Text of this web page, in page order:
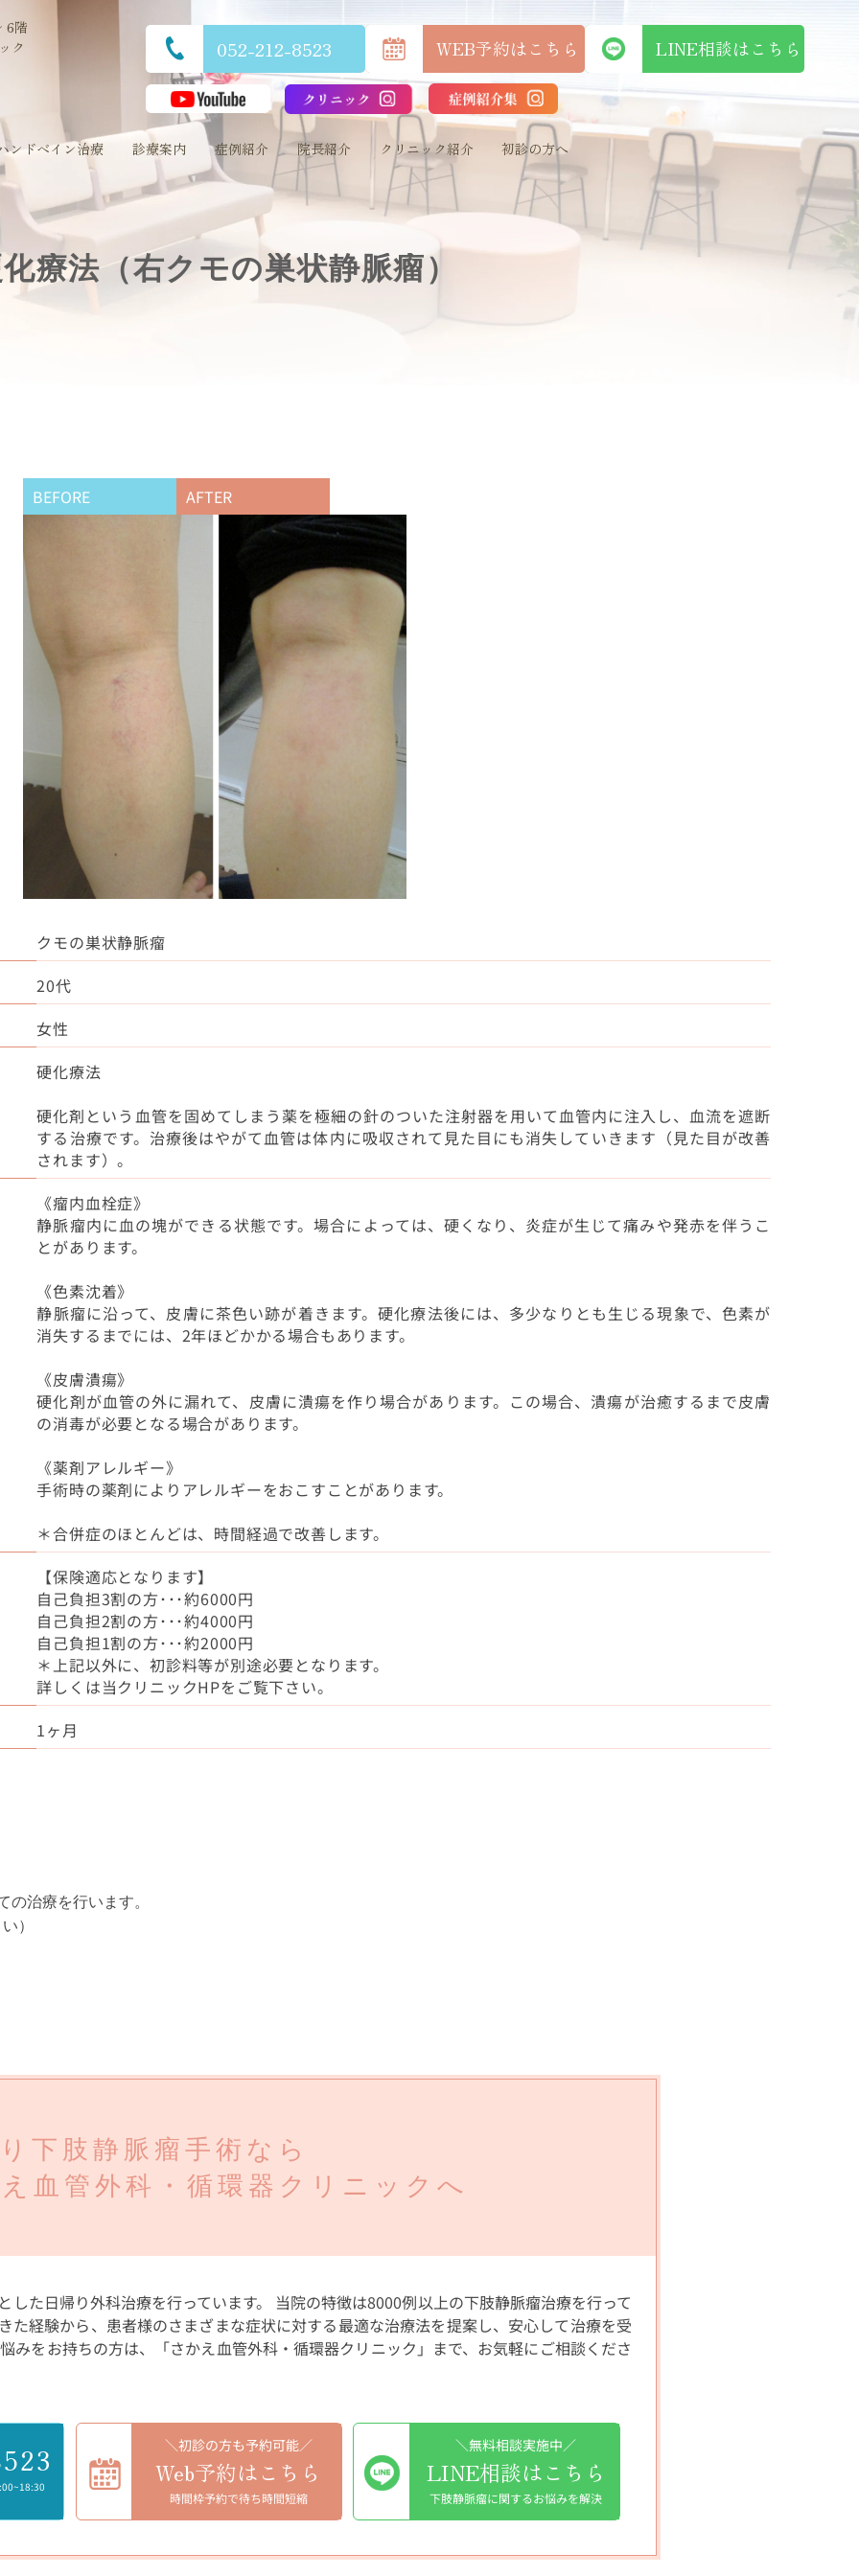
6階
ク
052-212-8523 WEB予約はこちら LINE相談はこち
ンドベイン治療 診療案内 症例紹介 院長紹介 クリニック紹介 初診の方へ
療法（右クモの巣状静脈瘤）
BEFORE AFTER
クモの巣状静脈瘤
20代
女性
硬化療法
硬化剤という血管を固めてしまう薬を極細の針のついた注射器を用いて血管内に注入し、血流を遮断
する治療です。治療後はやがて血管は体内に吸収されて見た目にも消失していきます（見た目が改善
されます）。
《瘤内血栓症》
静脈瘤内に血の塊ができる状態です。場合によっては、硬くなり、炎症が生じて痛みや発赤を伴うこ
とがあります。
《色素沈着》
静脈瘤に沿って、皮膚に茶色い跡が着きます。硬化療法後には、多少なりとも生じる現象で、色素が
消失するまでには、2年ほどかかる場合もあります。
《皮膚潰瘍》
硬化剤が血管の外に漏れて、皮膚に潰瘍を作り場合があります。この場合、潰瘍が治癒するまで皮膚
の消毒が必要となる場合があります。
《薬剤アレルギー》
手術時の薬剤によりアレルギーをおこすことがあります。
＊合併症のほとんどは、時間経過で改善します。
【保険適応となります】
自己負担3割の方･･･約6000円
自己負担2割の方･･･約4000円
自己負担1割の方･･･約2000円
＊上記以外に、初診料等が別途必要となります。
詳しくは当クリニックHPをご覧下さい。
1ヶ月
治療を行います。
）
下肢静脈瘤手術なら
血管外科・循環器クリニックへ
した日帰り外科治療を行っています。 当院の特徴は8000例以上の下肢静脈瘤治療を行って
た経験から、患者様のさまざまな症状に対する最適な治療法を提案し、安心して治療を受
みをお持ちの方は、「さかえ血管外科・循環器クリニック」まで、お気軽にご相談くださ
＼初診の方も予約可能／
Web予約はこちら
時間枠予約で待ち時間短縮
＼無料相談実施中／
LINE相談はこちら
下肢静脈瘤に関するお悩みを解決